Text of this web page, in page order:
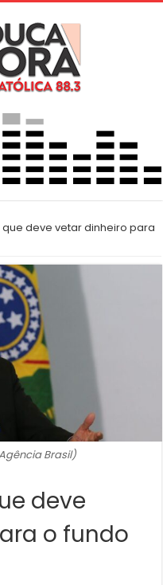
que deve vetar dinheiro para
Brasil)
deve
o fundo